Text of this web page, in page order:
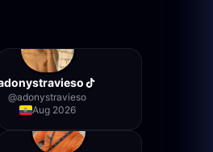
@adonystravieso
Aug 2026